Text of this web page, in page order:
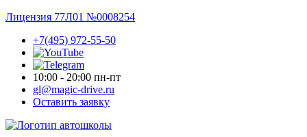
Лицензия 77Л01 №0008254
+7(495) 972-55-50
10:00 - 20:00 пн-пт
gl@magic-drive.ru
Оставить заявку